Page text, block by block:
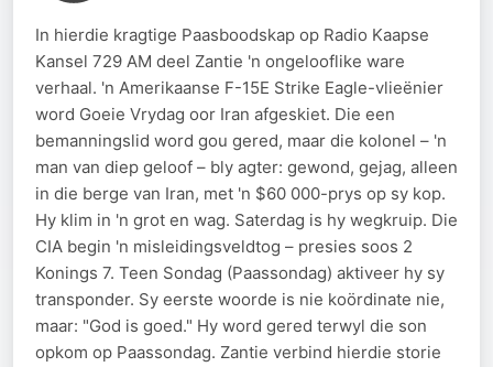
In hierdie kragtige Paasboodskap op Radio Kaapse
Kansel 729 AM deel Zantie 'n ongelooflike ware
verhaal. 'n Amerikaanse F-15E Strike Eagle-vlieënier
word Goeie Vrydag oor Iran afgeskiet. Die een
bemanningslid word gou gered, maar die kolonel – 'n
man van diep geloof – bly agter: gewond, gejag, alleen
in die berge van Iran, met 'n $60 000-prys op sy kop.
Hy klim in 'n grot en wag. Saterdag is hy wegkruip. Die
CIA begin 'n misleidingsveldtog – presies soos 2
Konings 7. Teen Sondag (Paassondag) aktiveer hy sy
transponder. Sy eerste woorde is nie koördinate nie,
maar: "God is goed." Hy word gered terwyl die son
opkom op Paassondag. Zantie verbind hierdie storie